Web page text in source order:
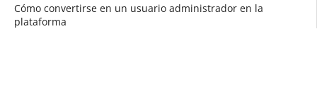
Cómo convertirse en un usuario administrador en la
plataforma